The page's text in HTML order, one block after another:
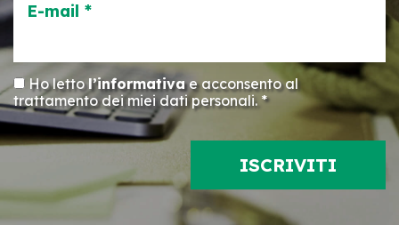
E-mail *
Ho lettol’informativae acconsento al
trattamento dei miei dati personali. *